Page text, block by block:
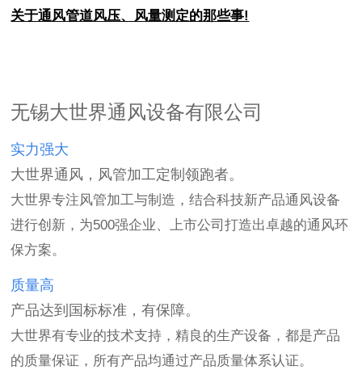
关于通风管道风压、风量测定的那些事!
无锡大世界通风设备有限公司
实力强大
大世界通风，风管加工定制领跑者。
大世界专注风管加工与制造，结合科技新产品通风设备
进行创新，为500强企业、上市公司打造出卓越的通风环
保方案。
质量高
产品达到国标标准，有保障。
大世界有专业的技术支持，精良的生产设备，都是产品
的质量保证，所有产品均通过产品质量体系认证。